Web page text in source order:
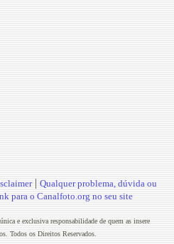
| Qualquer problema, dúvida ou
para o Canalfoto.org no seu site
e exclusiva responsabilidade de quem as insere
Todos os Direitos Reservados.